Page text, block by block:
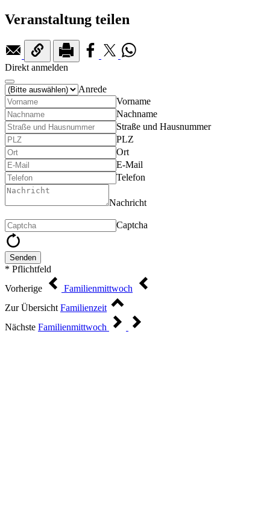
Veranstaltung teilen
Direkt anmelden
Anrede
Vorname
Nachname
Straße und Hausnummer
PLZ
Ort
E-Mail
Telefon
Nachricht
Captcha
Senden
* Pflichtfeld
Vorherige
Familienmittwoch
Zur Übersicht Familienzeit
Nächste Familienmittwoch